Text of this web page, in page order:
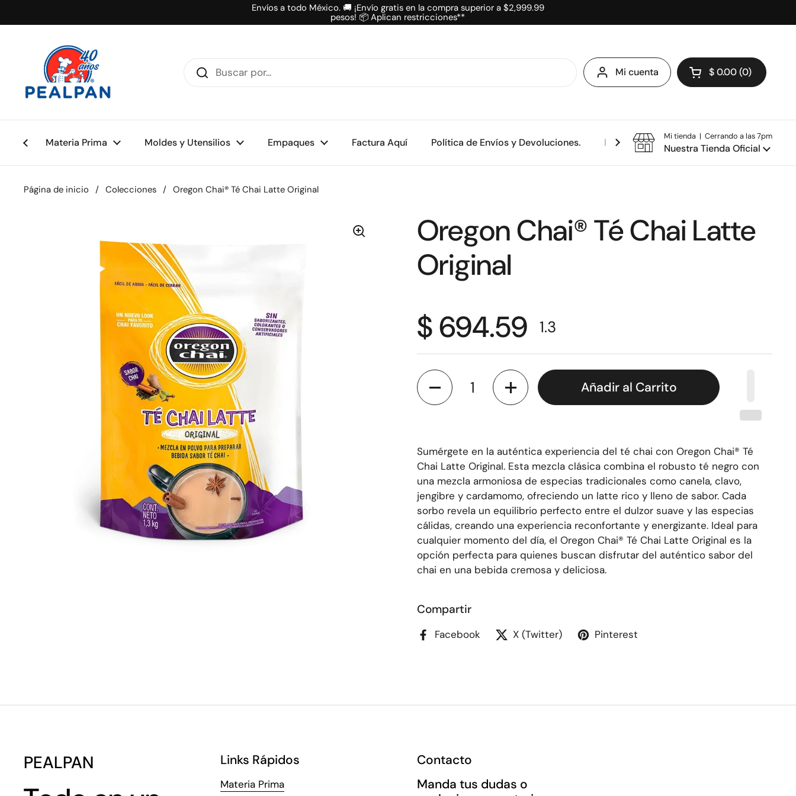
Envíos a todo México. 🚚 ¡Envío gratis en la compra superior a $2,999.99
pesos! 📦 Aplican restricciones**
Mi cuenta Abrir carrito
$ 0.00 0
Materia Prima Moldes y Utensilios Empaques Factura Aquí Política de Envíos y Devoluciones. Política de privacidad.
Mi tienda | Cerrando a las 7pm
Nuestra Tienda Oficial
Página de inicio / Colecciones / Oregon Chai® Té Chai Latte Original
Oregon Chai® Té Chai Latte
Original
$ 694.59
1.3
Cantidad
Añadir al Carrito
Sumérgete en la auténtica experiencia del té chai con Oregon Chai® Té
Chai Latte Original. Esta mezcla clásica combina el robusto té negro con
una mezcla armoniosa de especias tradicionales como canela, clavo,
jengibre y cardamomo, ofreciendo un latte rico y lleno de sabor. Cada
sorbo revela un equilibrio perfecto entre el dulzor suave y las especias
cálidas, creando una experiencia reconfortante y energizante. Ideal para
cualquier momento del día, el Oregon Chai® Té Chai Latte Original es la
opción perfecta para quienes buscan disfrutar del auténtico sabor del
chai en una bebida cremosa y deliciosa.
Compartir
Facebook X (Twitter) Pinterest
PEALPAN Links Rápidos
Materia Prima
Contacto
Manda tus dudas o